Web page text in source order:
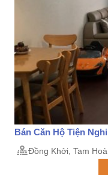
Bán Căn Hộ Tiện
Đồng Khởi, Tam